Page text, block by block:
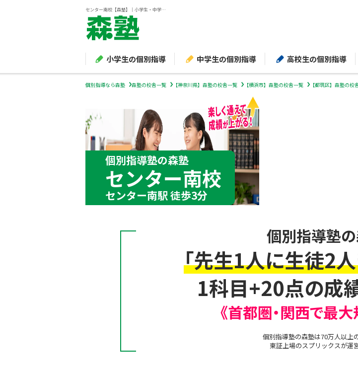
センター南校【森塾】｜小学生・中学生・高校生の個別指導塾・学習塾
小学生の個別指導 中学生の個別指導 高校生の個別指導
個別指導なら森塾 森塾の校舎一覧 【神奈川県】森塾の校舎一覧 【横浜市】森塾の校舎一覧 【都筑区】森塾の校
個別指導塾の森塾
センター南校
センター南駅 徒歩3分
個別指導塾
「先生1人に生徒2人
1科目+20点の成
《首都圏・関西で最
個別指導塾の森塾は70万人以上
東証上場のスプリックスが運